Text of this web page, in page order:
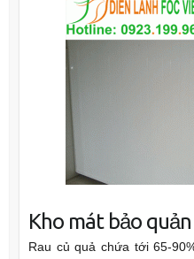
Kho mát bảo
Rau củ quả chứa tới 65-